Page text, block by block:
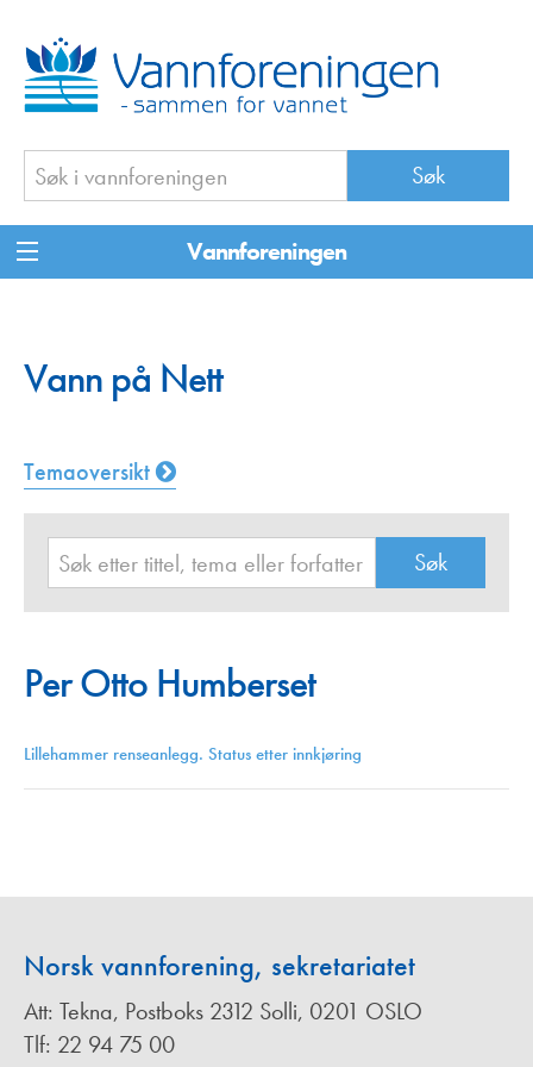
Vannforeningen
Vann på Nett
Temaoversikt
Per Otto Humberset
Lillehammer renseanlegg. Status etter innkjøring
Norsk vannforening, sekretariatet
Att: Tekna, Postboks 2312 Solli, 0201 OSLO
Tlf: 22 94 75 00